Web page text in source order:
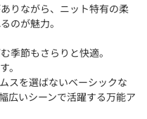
りながら、ニット特有の柔
のが魅力。
季節もさらりと快適。
。
スを選ばないベーシックな
広いシーンで活躍する万能ア